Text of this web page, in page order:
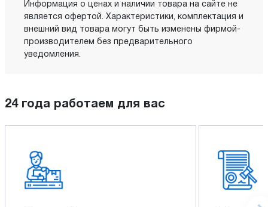
Информация о ценах и наличии товара на сайте не
является офертой. Характеристики, комплектация и
внешний вид товара могут быть изменены фирмой-
производителем без предварительного
уведомления.
24 года работаем для вас